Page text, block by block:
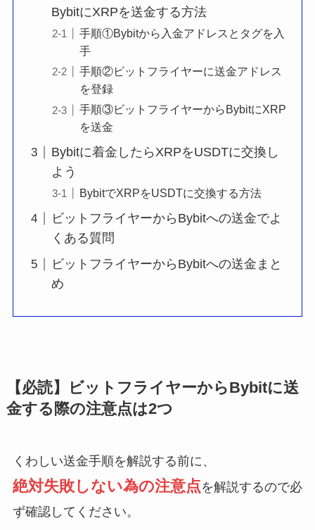
BybitにXRPを送金する方法
手順①Bybitから入金アドレスとタグを入
手
手順②ビットフライヤーに送金アドレス
を登録
手順③ビットフライヤーからBybitにXRP
を送金
Bybitに着金したらXRPをUSDTに交換し
よう
BybitでXRPをUSDTに交換する方法
ビットフライヤーからBybitへの送金でよ
くある質問
ビットフライヤーからBybitへの送金まと
め
【必読】ビットフライヤーからBybitに送
金する際の注意点は2つ
くわしい送金手順を解説する前に、
絶対失敗しない為の注意点を解説するので必
ず確認してください。